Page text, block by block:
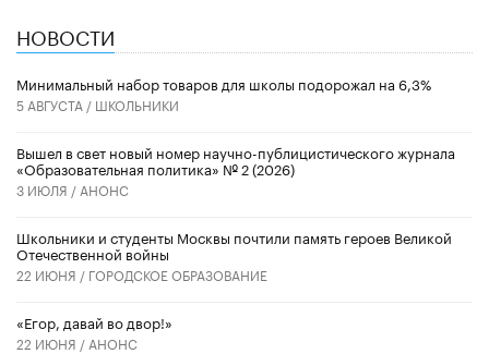
НОВОСТИ
Минимальный набор товаров для школы подорожал на 6,3%
5 АВГУСТА / ШКОЛЬНИКИ
Вышел в свет новый номер научно-публицистического журнала
«Образовательная политика» № 2 (2026)
3 ИЮЛЯ / АНОНС
Школьники и студенты Москвы почтили память героев Великой
Отечественной войны
22 ИЮНЯ / ГОРОДСКОЕ ОБРАЗОВАНИЕ
«Егор, давай во двор!»
22 ИЮНЯ / АНОНС